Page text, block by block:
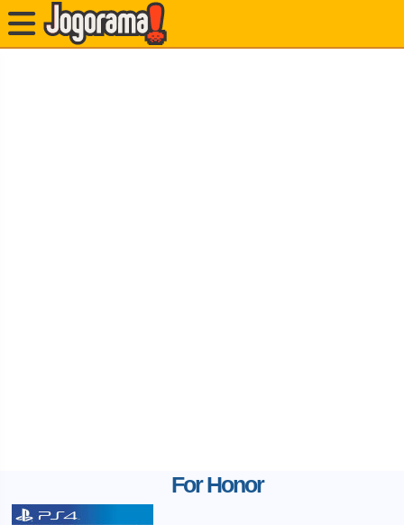
For Honor